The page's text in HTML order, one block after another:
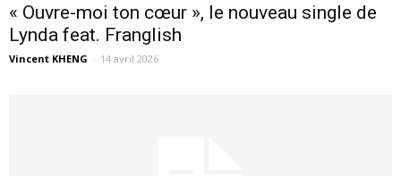
« Ouvre-moi ton cœur », le nouveau single de
Lynda feat. Franglish
Vincent KHENG - 14 avril 2026